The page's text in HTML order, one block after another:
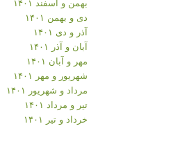
دی و بهمن ۱۴۰۱
آذر و دی ۱۴۰۱
آبان و آذر ۱۴۰۱
مهر و آبان ۱۴۰۱
شهریور و مهر ۱۴۰۱
مرداد و شهریور ۱۴۰۱
تیر و مرداد ۱۴۰۱
خرداد و تیر ۱۴۰۱